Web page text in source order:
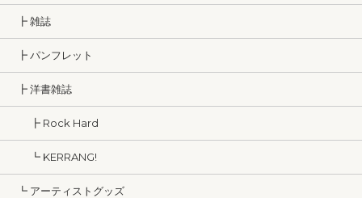
┣ 雑誌
┣ パンフレット
┣ 洋書雑誌
┣ Rock Hard
┗ KERRANG!
┗ アーティストグッズ